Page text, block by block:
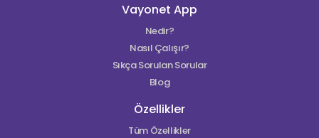
Vayonet App
Nedir?
Nasıl Çalışır?
Sıkça Sorulan Sorular
Blog
Özellikler
Tüm Özellikler